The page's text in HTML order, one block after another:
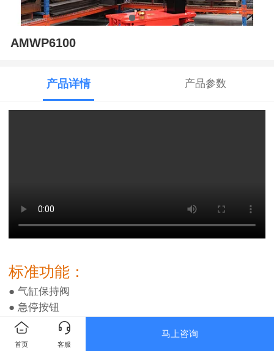
AMWP6100
产品详情 产品参数
标准功能：
● 气缸保持阀
● 急停按钮
● 两个控制器操作
● 紧急下降系统
首页 客服
马上咨询